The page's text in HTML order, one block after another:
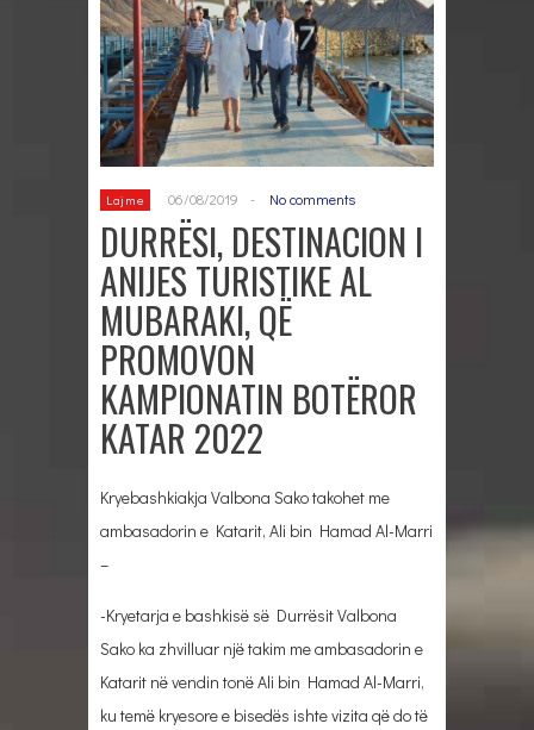
Lajme 06/08/2019 - No comments
DURRËSI, DESTINACION I
ANIJES TURISTIKE AL
MUBARAKI, QË
PROMOVON
KAMPIONATIN BOTËROR
KATAR 2022
Kryebashkiakja Valbona Sako takohet me
ambasadorin e Katarit, Ali bin Hamad Al-Marri
–
-Kryetarja e bashkisë së Durrësit Valbona
Sako ka zhvilluar një takim me ambasadorin e
Katarit në vendin tonë Ali bin Hamad Al-Marri,
ku temë kryesore e bisedës ishte vizita që do të